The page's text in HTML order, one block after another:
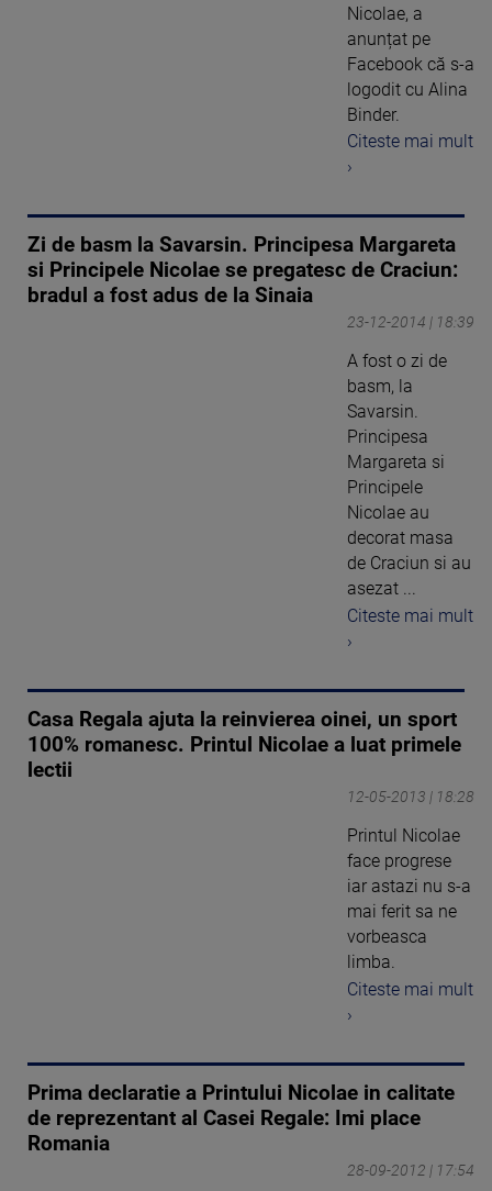
Nicolae, a
anunțat pe
Facebook că s-a
logodit cu Alina
Binder.
Citeste mai mult
›
Zi de basm la Savarsin. Principesa Margareta
si Principele Nicolae se pregatesc de Craciun:
bradul a fost adus de la Sinaia
23-12-2014 | 18:39
A fost o zi de
basm, la
Savarsin.
Principesa
Margareta si
Principele
Nicolae au
decorat masa
de Craciun si au
asezat ...
Citeste mai mult
›
Casa Regala ajuta la reinvierea oinei, un sport
100% romanesc. Printul Nicolae a luat primele
lectii
12-05-2013 | 18:28
Printul Nicolae
face progrese
iar astazi nu s-a
mai ferit sa ne
vorbeasca
limba.
Citeste mai mult
›
Prima declaratie a Printului Nicolae in calitate
de reprezentant al Casei Regale: Imi place
Romania
28-09-2012 | 17:54